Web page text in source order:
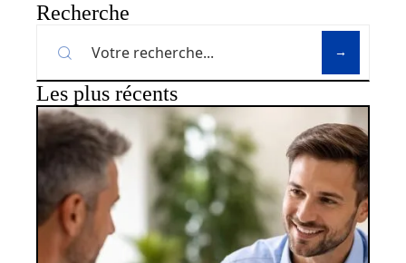
Recherche
Les plus récents